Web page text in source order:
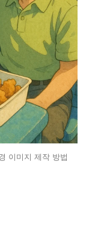
이미지 제작 방법